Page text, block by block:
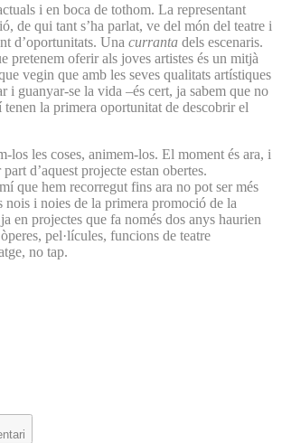
i en boca de tothom. La representant
de qui tant s’ha parlat, ve del món del teatre i
d’oportunitats. Una curranta dels escenaris.
pretenem oferir als joves artistes és un mitjà
vegin que amb les seves qualitats artístiques
i guanyar-se la vida –és cert, ja sabem que no
la primera oportunitat de descobrir el
los les coses, animem-los. El moment és ara, i
d’aquest projecte estan obertes.
que hem recorregut fins ara no pot ser més
i noies de la primera promoció de la
en projectes que fa només dos anys haurien
pel·lícules, funcions de teatre
no tap.